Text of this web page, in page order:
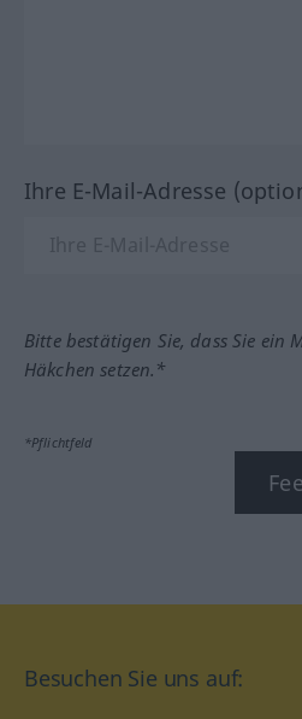
Ihre E-Mail-Adresse
Bitte bestätigen Sie, dass Sie ein
Häkchen setzen.*
*Pflichtfeld
Besuchen Sie uns auf: